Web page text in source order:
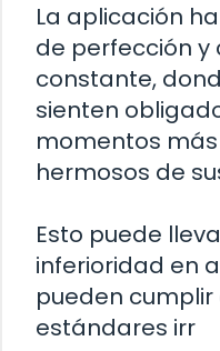
La aplicación
de perfección
constante,
sienten
momentos
hermosos de
Esto puede
inferioridad en
pueden cumplir
estándares irr